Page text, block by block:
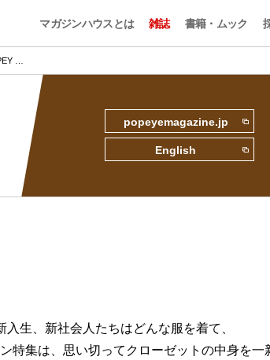
マガジンハウスとは 雑誌 書籍・ムック
…
popeyemagazine.jp
English
生、新社会人たちはどんな服を着て、
特集は、思い切ってクローゼットの中身を一